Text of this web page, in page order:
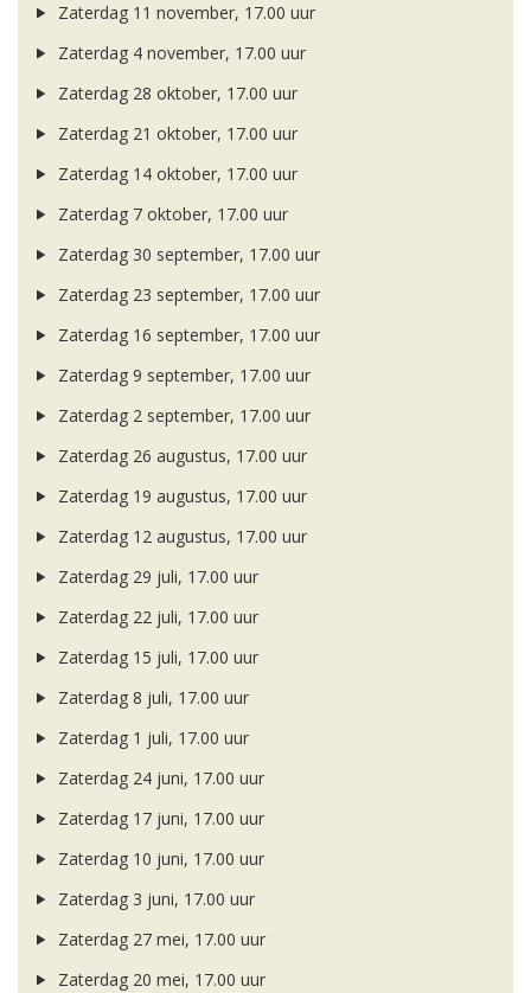
Zaterdag 11 november, 17.00 uur
Zaterdag 4 november, 17.00 uur
Zaterdag 28 oktober, 17.00 uur
Zaterdag 21 oktober, 17.00 uur
Zaterdag 14 oktober, 17.00 uur
Zaterdag 7 oktober, 17.00 uur
Zaterdag 30 september, 17.00 uur
Zaterdag 23 september, 17.00 uur
Zaterdag 16 september, 17.00 uur
Zaterdag 9 september, 17.00 uur
Zaterdag 2 september, 17.00 uur
Zaterdag 26 augustus, 17.00 uur
Zaterdag 19 augustus, 17.00 uur
Zaterdag 12 augustus, 17.00 uur
Zaterdag 29 juli, 17.00 uur
Zaterdag 22 juli, 17.00 uur
Zaterdag 15 juli, 17.00 uur
Zaterdag 8 juli, 17.00 uur
Zaterdag 1 juli, 17.00 uur
Zaterdag 24 juni, 17.00 uur
Zaterdag 17 juni, 17.00 uur
Zaterdag 10 juni, 17.00 uur
Zaterdag 3 juni, 17.00 uur
Zaterdag 27 mei, 17.00 uur
Zaterdag 20 mei, 17.00 uur